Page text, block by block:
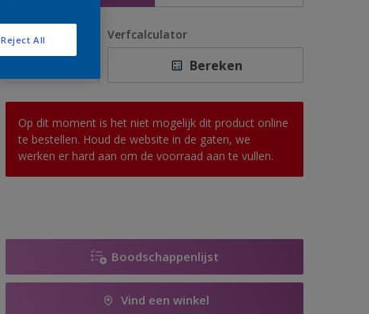
Aantal Verfcalculator
Bereken
Op dit moment is het niet mogelijk dit product online
te bestellen. Houd de website in de gaten, we
werken er hard aan om de voorraad aan te vullen.
Boodschappenlijst
Vind een winkel
Reject All